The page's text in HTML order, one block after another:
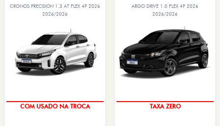
CRONOS PRECISION 1.3 AT FLEX 4P 2026
2026/2026
COM USADO NA TROCA
ARGO DRIVE 1.0 FLEX 4P 2026
2026/2026
TAXA ZERO